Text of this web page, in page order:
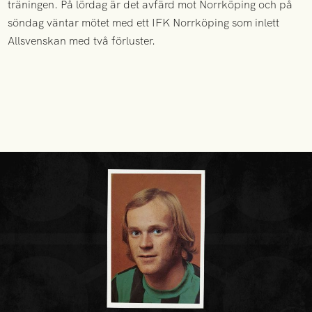
träningen. På lördag är det avfärd mot Norrköping och på
söndag väntar mötet med ett IFK Norrköping som inlett
Allsvenskan med två förluster.